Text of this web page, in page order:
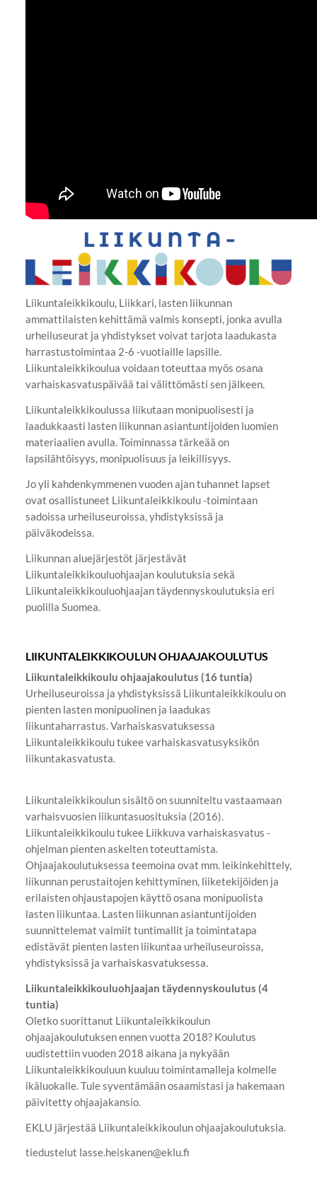
Liikuntaleikkikoulu, Liikkari, lasten liikunnan
ammattilaisten kehittämä valmis konsepti, jonka avulla
urheiluseurat ja yhdistykset voivat tarjota laadukasta
harrastustoimintaa 2-6 -vuotiaille lapsille.
Liikuntaleikkikoulua voidaan toteuttaa myös osana
varhaiskasvatuspäivää tai välittömästi sen jälkeen.
Liikuntaleikkikoulussa liikutaan monipuolisesti ja
laadukkaasti lasten liikunnan asiantuntijoiden luomien
materiaalien avulla. Toiminnassa tärkeää on
lapsilähtöisyys, monipuolisuus ja leikillisyys.
Jo yli kahdenkymmenen vuoden ajan tuhannet lapset
ovat osallistuneet Liikuntaleikkikoulu -toimintaan
sadoissa urheiluseuroissa, yhdistyksissä ja
päiväkodeissa.
Liikunnan aluejärjestöt järjestävät
Liikuntaleikkikouluohjaajan koulutuksia sekä
Liikuntaleikkikouluohjaajan täydennyskoulutuksia eri
puolilla Suomea.
LIIKUNTALEIKKIKOULUN OHJAAJAKOULUTUS
Liikuntaleikkikoulu ohjaajakoulutus (16 tuntia)
Urheiluseuroissa ja yhdistyksissä Liikuntaleikkikoulu on
pienten lasten monipuolinen ja laadukas
liikuntaharrastus. Varhaiskasvatuksessa
Liikuntaleikkikoulu tukee varhaiskasvatusyksikön
liikuntakasvatusta.
Liikuntaleikkikoulun sisältö on suunniteltu vastaamaan
varhaisvuosien liikuntasuosituksia (2016).
Liikuntaleikkikoulu tukee Liikkuva varhaiskasvatus -
ohjelman pienten askelten toteuttamista.
Ohjaajakoulutuksessa teemoina ovat mm. leikinkehittely,
liikunnan perustaitojen kehittyminen, liiketekijöiden ja
erilaisten ohjaustapojen käyttö osana monipuolista
lasten liikuntaa. Lasten liikunnan asiantuntijoiden
suunnittelemat valmiit tuntimallit ja toimintatapa
edistävät pienten lasten liikuntaa urheiluseuroissa,
yhdistyksissä ja varhaiskasvatuksessa.
Liikuntaleikkikouluohjaajan täydennyskoulutus (4
tuntia)
Oletko suorittanut Liikuntaleikkikoulun
ohjaajakoulutuksen ennen vuotta 2018? Koulutus
uudistettiin vuoden 2018 aikana ja nykyään
Liikuntaleikkikouluun kuuluu toimintamalleja kolmelle
ikäluokalle. Tule syventämään osaamistasi ja hakemaan
päivitetty ohjaajakansio.
EKLU järjestää Liikuntaleikkikoulun ohjaajakoulutuksia.
tiedustelut lasse.heiskanen@eklu.fi